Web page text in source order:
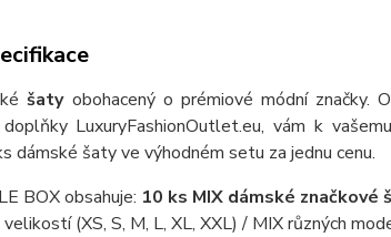
šatyobohacený o prémiové módní značky.
LuxuryFashionOutlet.eu, vám k
dámské šaty ve výhodném setu za jednu cenu.
BOX obsahuje: 10 ks MIX dámské značkové
velikostí (XS, S, M, L, XL, XXL) / MIX různých